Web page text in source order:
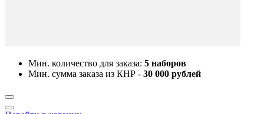
Мин. количество для заказа: 5 наборов
Мин. сумма заказа из КНР - 30 000 рублей